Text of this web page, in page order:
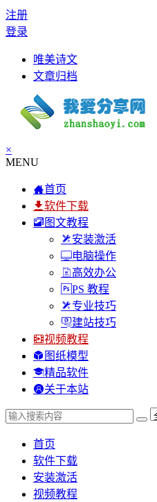
注册
登录
唯美诗文
文章归档
×
MENU
首页
软件下载
图文教程
安装激活
电脑操作
高效办公
PS 教程
专业技巧
建站技巧
视频教程
图纸模型
精品软件
关于本站
首页
软件下载
安装激活
视频教程